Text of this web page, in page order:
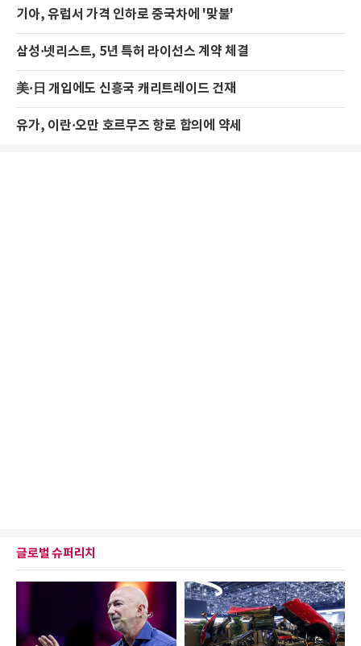
기아, 유럽서 가격 인하로 중국차에 '맞불'
삼성·넷리스트, 5년 특허 라이선스 계약 체결
美·日 개입에도 신흥국 캐리트레이드 건재
유가, 이란·오만 호르무즈 항로 합의에 약세
글로벌 슈퍼리치